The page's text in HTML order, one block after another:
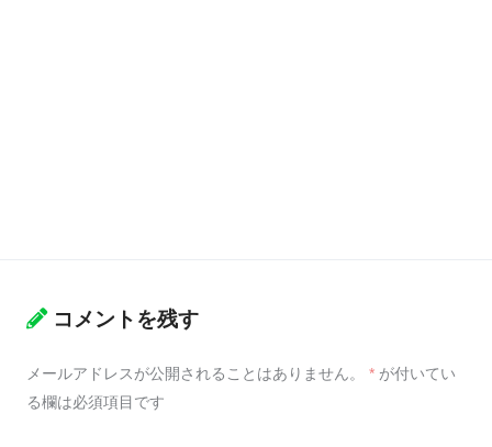
コメントを残す
メールアドレスが公開されることはありません。 * が付いてい
る欄は必須項目です